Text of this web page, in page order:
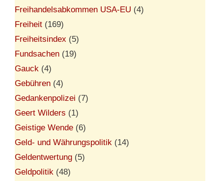
Freihandelsabkommen USA-EU (4)
Freiheit (169)
Freiheitsindex (5)
Fundsachen (19)
Gauck (4)
Gebühren (4)
Gedankenpolizei (7)
Geert Wilders (1)
Geistige Wende (6)
Geld- und Währungspolitik (14)
Geldentwertung (5)
Geldpolitik (48)